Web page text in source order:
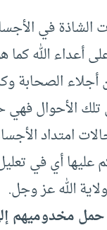
في
على أعداء الله
الصحابة
الأحوال فهي
امتداد
أي في
الله عز وجل.
مخدوميهم إلى